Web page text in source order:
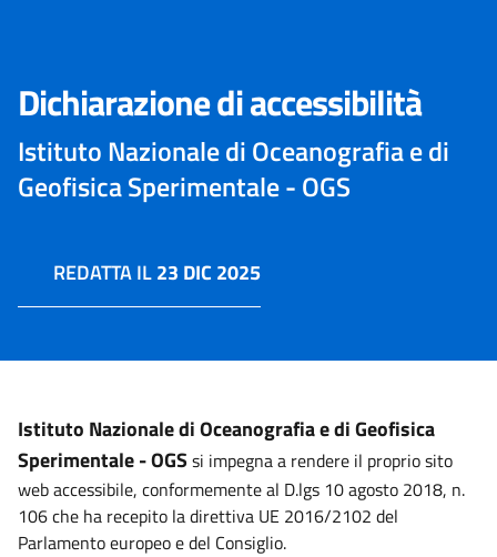
Dichiarazione di accessibilità
Istituto Nazionale di Oceanografia e di
Geofisica Sperimentale - OGS
REDATTA IL23 DIC 2025
Istituto Nazionale di Oceanografia e di Geofisica
Sperimentale - OGS si impegna a rendere il proprio sito
web accessibile, conformemente al D.lgs 10 agosto 2018, n.
106 che ha recepito la direttiva UE 2016/2102 del
Parlamento europeo e del Consiglio.